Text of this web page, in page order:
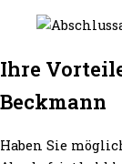
Ihre
Beckmann
Haben Sie